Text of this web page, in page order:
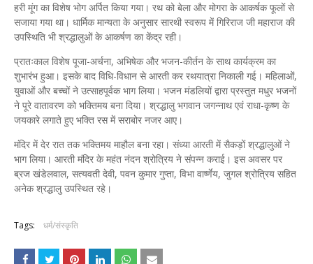
हरी मूंग का विशेष भोग अर्पित किया गया। रथ को बेला और मोगरा के आकर्षक फूलों से
सजाया गया था। धार्मिक मान्यता के अनुसार सारथी स्वरूप में गिरिराज जी महाराज की
उपस्थिति भी श्रद्धालुओं के आकर्षण का केंद्र रही।
प्रातःकाल विशेष पूजा-अर्चना, अभिषेक और भजन-कीर्तन के साथ कार्यक्रम का
शुभारंभ हुआ। इसके बाद विधि-विधान से आरती कर रथयात्रा निकाली गई। महिलाओं,
युवाओं और बच्चों ने उत्साहपूर्वक भाग लिया। भजन मंडलियों द्वारा प्रस्तुत मधुर भजनों
ने पूरे वातावरण को भक्तिमय बना दिया। श्रद्धालु भगवान जगन्नाथ एवं राधा-कृष्ण के
जयकारे लगाते हुए भक्ति रस में सराबोर नजर आए।
मंदिर में देर रात तक भक्तिमय माहौल बना रहा। संध्या आरती में सैकड़ों श्रद्धालुओं ने
भाग लिया। आरती मंदिर के महंत नंदन श्रोत्रिय ने संपन्न कराई। इस अवसर पर
ब्रज खंडेलवाल, सत्यवती देवी, पवन कुमार गुप्ता, विभा वार्ष्णेय, जुगल श्रोत्रिय सहित
अनेक श्रद्धालु उपस्थित रहे।
Tags: धर्म/संस्कृति